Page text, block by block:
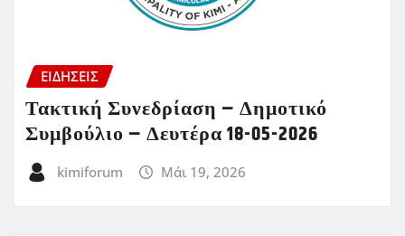
ΕΙΔΗΣΕΙΣ
Τακτική Συνεδρίαση – Δημοτικό
Συμβούλιο – Δευτέρα 18-05-2026
kimiforum Μάι 19, 2026